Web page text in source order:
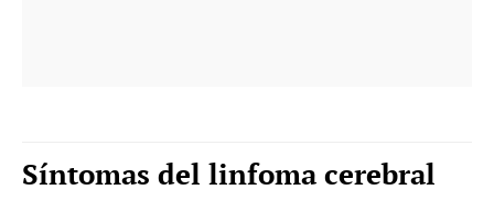
Síntomas del linfoma cerebral